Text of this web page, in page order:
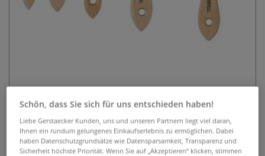
da Vinci Breiter Borstenpinsel
Serie 2473
0 Bewertungen
Schön, dass Sie sich für uns entschieden haben!
Liebe Gerstaecker Kunden, uns und unseren Partnern liegt viel daran,
Ihnen ein rundum gelungenes Einkaufserlebnis zu ermöglichen. Dabei
haben Datenschutzgrundsätze wie Datensparsamkeit, Transparenz und
Sicherheit höchste Priorität. Wenn Sie auf „Akzeptieren“ klicken, stimmen